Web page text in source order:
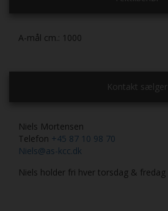
A-mål cm.: 1000
Kontakt sælger
Niels Mortensen
Telefon +45 87 10 98 70
Niels@as-kcc.dk
Niels holder fri hver torsdag & fredag